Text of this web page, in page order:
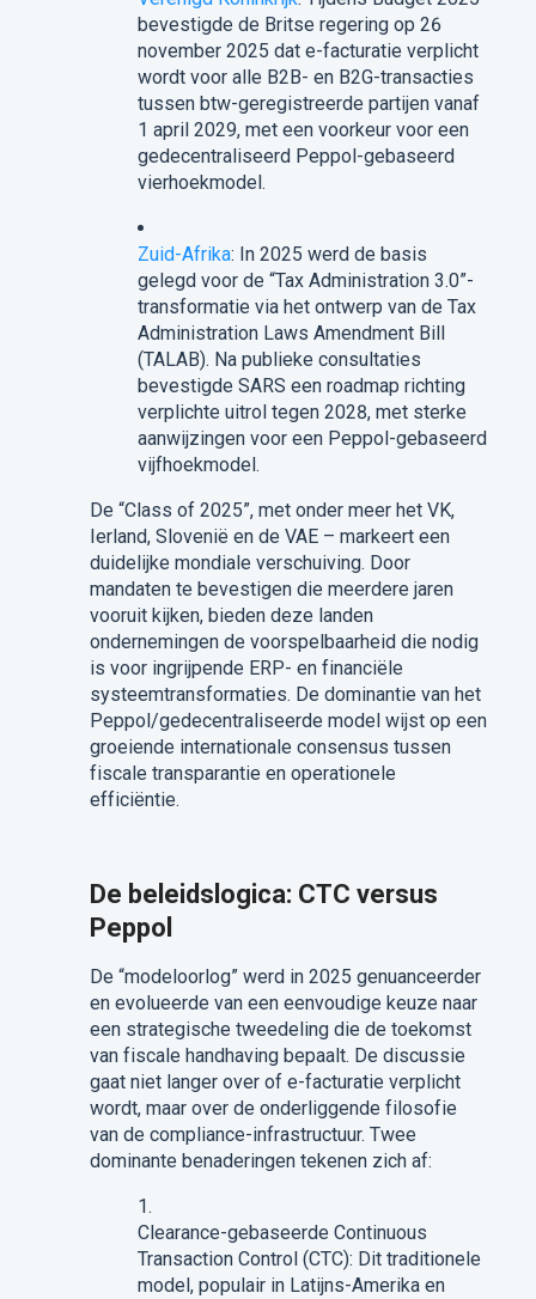
bevestigde de Britse regering op 26
november 2025 dat e-facturatie verplicht
wordt voor alle B2B- en B2G-transacties
tussen btw-geregistreerde partijen vanaf
1 april 2029, met een voorkeur voor een
gedecentraliseerd Peppol-gebaseerd
vierhoekmodel.
Zuid-Afrika: In 2025 werd de basis
gelegd voor de “Tax Administration 3.0”-
transformatie via het ontwerp van de Tax
Administration Laws Amendment Bill
(TALAB). Na publieke consultaties
bevestigde SARS een roadmap richting
verplichte uitrol tegen 2028, met sterke
aanwijzingen voor een Peppol-gebaseerd
vijfhoekmodel.
De “Class of 2025”, met onder meer het VK,
Ierland, Slovenië en de VAE – markeert een
duidelijke mondiale verschuiving. Door
mandaten te bevestigen die meerdere jaren
vooruit kijken, bieden deze landen
ondernemingen de voorspelbaarheid die nodig
is voor ingrijpende ERP- en financiële
systeemtransformaties. De dominantie van het
Peppol/gedecentraliseerde model wijst op een
groeiende internationale consensus tussen
fiscale transparantie en operationele
efficiëntie.
De beleidslogica: CTC versus
Peppol
De “modeloorlog” werd in 2025 genuanceerder
en evolueerde van een eenvoudige keuze naar
een strategische tweedeling die de toekomst
van fiscale handhaving bepaalt. De discussie
gaat niet langer over of e-facturatie verplicht
wordt, maar over de onderliggende filosofie
van de compliance-infrastructuur. Twee
dominante benaderingen tekenen zich af:
Clearance-gebaseerde Continuous
Transaction Control (CTC): Dit traditionele
model, populair in Latijns-Amerika en